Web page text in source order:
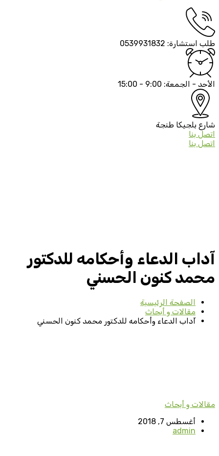
طلب استشارة: 0539931832
الأحد - الجمعة: 9:00 - 15:00
شارع بلجيكا طنجة
اتصل بنا
اتصل بنا
آداب الدعاء وأحكامه للدكتور
محمد كنون الحسني
الصفحة الرئيسية
مقالات و أبحاث
آداب الدعاء وأحكامه للدكتور محمد كنون الحسني
مقالات و أبحاث
أغسطس 7, 2018
admin